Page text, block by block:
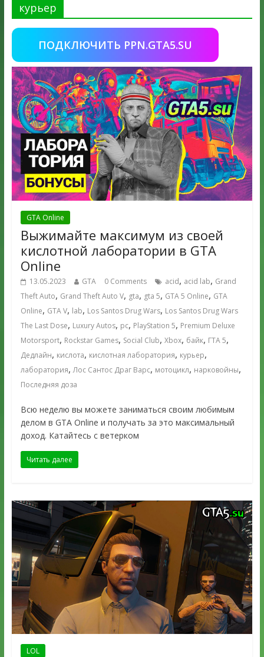
курьер
ПОДКЛЮЧИТЬ PPN.GTA5.SU
GTA Online
Выжимайте максимум из своей
кислотной лаборатории в GTA
Online
13.05.2023 GTA 0 Comments acid, acid lab, Grand
Theft Auto, Grand Theft Auto V, gta, gta 5, GTA 5 Online, GTA
Online, GTA V, lab, Los Santos Drug Wars, Los Santos Drug Wars
The Last Dose, Luxury Autos, pc, PlayStation 5, Premium Deluxe
Motorsport, Rockstar Games, Social Club, Xbox, байк, ГТА 5,
Дедлайн, кислота, кислотная лаборатория, курьер,
лаборатория,Лос Сантос Драг Варс, мотоцикл, нарковойны,
Последняя доза
Всю неделю вы можете заниматься своим любимым
делом в GTA Online и получать за это максимальный
доход. Катайтесь с ветерком
Читать далее
LOL